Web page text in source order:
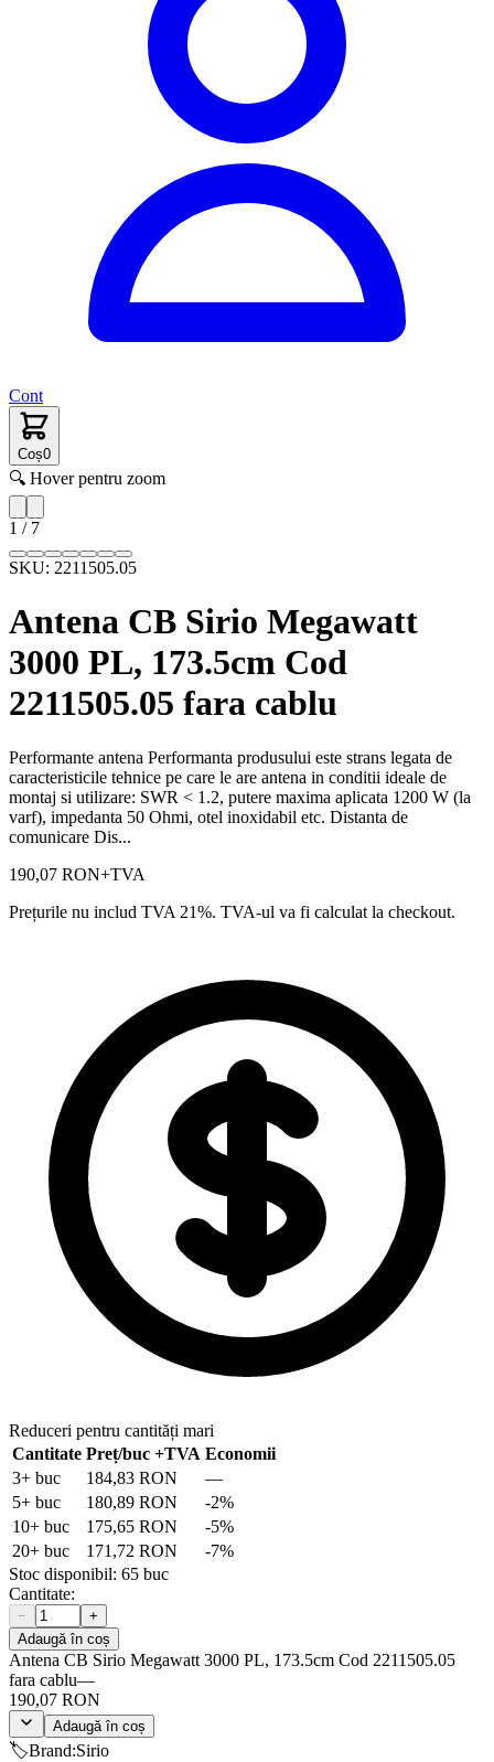
Cont
Coș0
🔍 Hover pentru zoom
1 / 7
SKU: 2211505.05
Antena CB Sirio Megawatt
3000 PL, 173.5cm Cod
2211505.05 fara cablu
Performante antena Performanta produsului este strans legata de
caracteristicile tehnice pe care le are antena in conditii ideale de
montaj si utilizare: SWR < 1.2, putere maxima aplicata 1200 W (la
varf), impedanta 50 Ohmi, otel inoxidabil etc. Distanta de
comunicare Dis...
190,07 RON+TVA
Prețurile nu includ TVA 21%. TVA-ul va fi calculat la checkout.
Reduceri pentru cantități mari
Cantitate Preț/buc +TVA Economii
3+ buc 184,83 RON
—
5+ buc 180,89 RON -2%
10+ buc 175,65 RON -5%
20+ buc 171,72 RON -7%
Stoc disponibil: 65 buc
Cantitate:
−
+
Adaugă în coș
Antena CB Sirio Megawatt 3000 PL, 173.5cm Cod 2211505.05
fara cablu—
190,07 RON
Adaugă în coș
🏷️Brand:Sirio